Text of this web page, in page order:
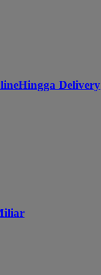
Delivery